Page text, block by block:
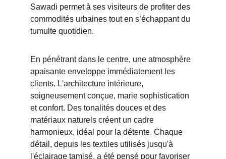
Sawadi permet à ses visiteurs de profiter des
commodités urbaines tout en s’échappant du
tumulte quotidien.
En pénétrant dans le centre, une atmosphère
apaisante enveloppe immédiatement les
clients. L'architecture intérieure,
soigneusement conçue, marie sophistication
et confort. Des tonalités douces et des
matériaux naturels créent un cadre
harmonieux, idéal pour la détente. Chaque
détail, depuis les textiles utilisés jusqu'à
l'éclairage tamisé, a été pensé pour favoriser